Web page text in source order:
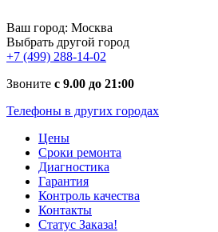
Ваш город: Москва
Выбрать другой город
+7 (499) 288-14-02
Звоните с 9.00 до 21:00
Телефоны в других городах
Цены
Сроки ремонта
Диагностика
Гарантия
Контроль качества
Контакты
Статус Заказа!